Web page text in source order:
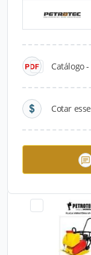
Catálogo
Cotar
Alisadora Dupla PTD